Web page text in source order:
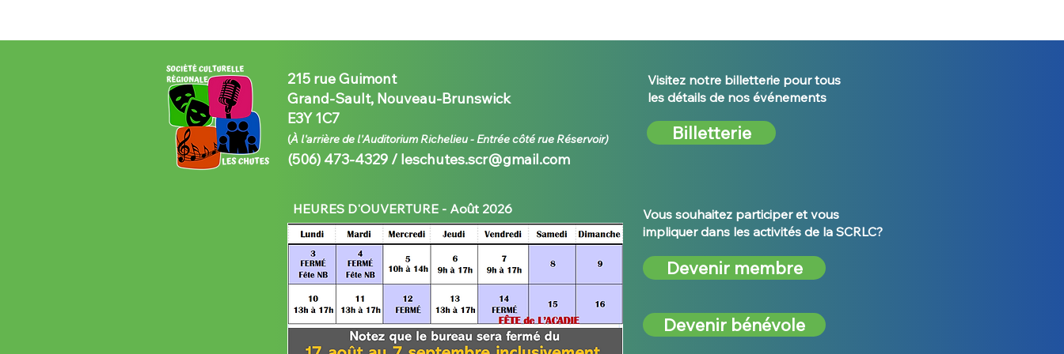
215 rue Guimont
Grand-Sault, Nouveau-Brunswick
E3Y 1C7
(À l'arrière de l'Auditorium Richelieu - Entrée côté rue Réservoir)
(506) 473-4329 / leschutes.scr@gmail.com
HEURES D'OUVERTURE - Août 2026
Visitez notre billetterie pour tous
les détails de nos événements
Billetterie
Vous souhaitez participer et vous
impliquer dans les activités de la SCRLC?
Devenir membre
Devenir bénévole